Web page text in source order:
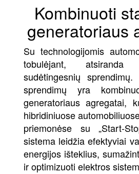
Kombinuoti
generatoriaus
Su technologijomis
tobulėjant,
sudėtingesnių
sprendimų yra
generatoriaus agregatai,
hibridiniuose
priemonėse su „Start-
sistema leidžia efektyviai
energijos išteklius,
ir optimizuoti elektros